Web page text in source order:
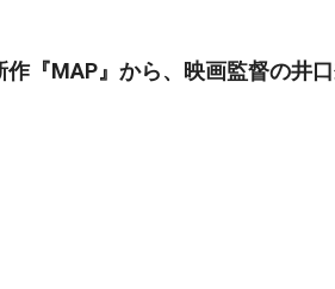
作『MAP』から、映画監督の井